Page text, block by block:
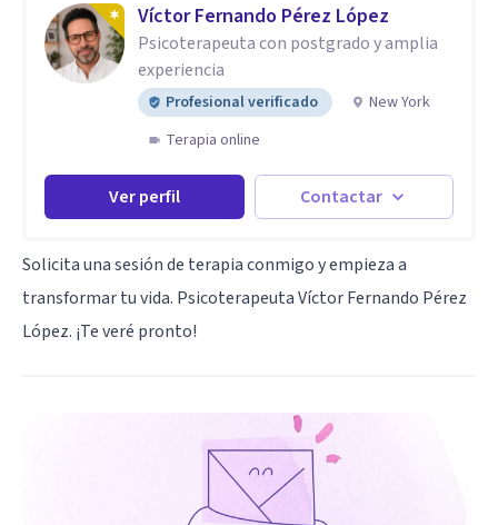
Víctor Fernando Pérez López
Psicoterapeuta con postgrado y amplia
experiencia
Profesional verificado
New York
Terapia online
Ver perfil Contactar
Solicita una sesión de terapia conmigo y empieza a
transformar tu vida. Psicoterapeuta Víctor Fernando Pérez
López. ¡Te veré pronto!